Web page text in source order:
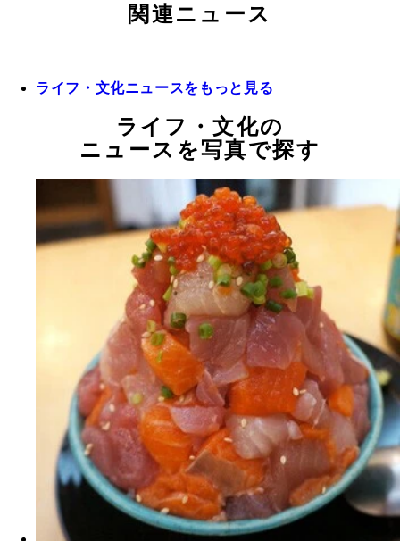
関連ニュース
ライフ・文化ニュースをもっと見る
ライフ・文化の
ニュースを写真で探す